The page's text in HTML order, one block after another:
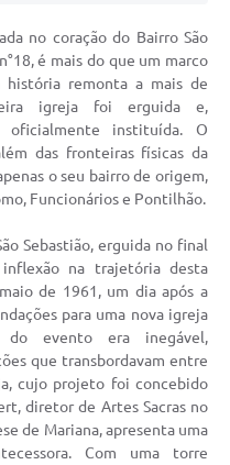
no coração do Bairro São
é mais do que um marco
história remonta a mais de
igreja foi erguida e,
oficialmente instituída. O
das fronteiras físicas da
o seu bairro de origem,
Funcionários e Pontilhão.
Sebastião, erguida no final
na trajetória desta
de 1961, um dia após a
para uma nova igreja
do evento era inegável,
que transbordavam entre
cujo projeto foi concebido
diretor de Artes Sacras no
de Mariana, apresenta uma
Com uma torre